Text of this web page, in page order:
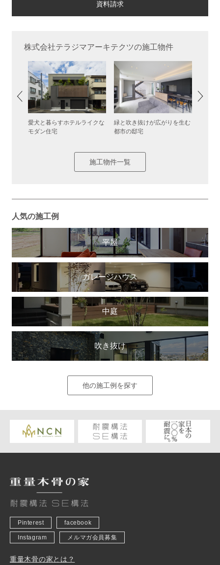
株式会社テラジマアーキテクツの施工物件
愛犬と暮らすホテルライクな
モダン住宅
緑と吹き抜けが広がりを生む
都市の邸宅
施工物件一覧
人気の施工例
平屋
ガレージハウス
中庭
吹き抜け
他の施工例を探す
Pinterest facebook
Instagram メルマガ会員募集
重量木骨の家とは？